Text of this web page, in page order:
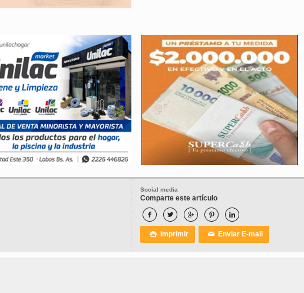
Social media
Comparte este artículo
    
 Imprimir ✉ Enviar E-mail